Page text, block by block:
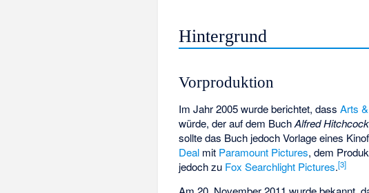
Hintergrund
Vorproduktion
Im Jahr 2005 wurde berichtet, dassArts
würde, der auf dem BuchAlfred
sollte das Buch jedoch Vorlage eines
Deal mit Paramount Pictures, dem
jedoch zu Fox Searchlight Pictures.[3]